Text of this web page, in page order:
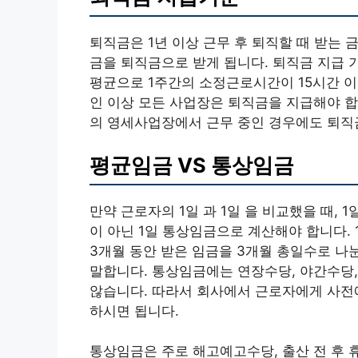
퇴직금은 1년 이상 근무 후 퇴직할 때 받는
금을 퇴직금으로 받게 됩니다. 퇴직금 지급
평균으로 1주간의 소정근로시간이 15시간
인 이상 모든 사업장은 퇴직금을 지급해야
의 영세사업장에서 근무 중인 경우에도 퇴
평균임금 VS 통상임금
만약 근로자의 1일 과 1일 을 비교했을 때,
이 아닌 1일 통상임금으로 계산해야 합니다
3개월 동안 받은 임금을 3개월 총일수로 나
말합니다. 통상임금에는 연장수당, 야간수
않습니다. 따라서 회사에서 근로자에게 사
하시면 됩니다.
통상임금은 주로 해고예고수당, 출산 전 후